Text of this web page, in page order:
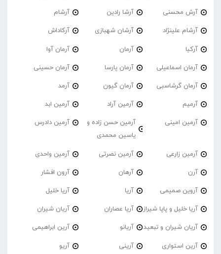
آرش محسنی آرشا رادین آرشام
آرشام علینژاد آرشان شهبازی آرکاداش
آرکیا آرمان آرمان آوا
آرمان اسماعیلی آرمان پارسا آرمان حسینی
آرمان گرشاسبی آرمان گیون آرمد
آرمیم آرمین آراد آرمین ابد
آرمین امینی
آرمین حسن زاده و
یاسین محمدی
آرمین دادرس
آرمین زارعی آرمین نصرتی آرمین واحدی
آرن آرهان آرون افشار
آروین صمیمی آریا آریا خلیل
آریا خلیل و پاپا شیراز آریا عصاران آریان شیران
آریان شیران و تبعید آریانو آرین ابراهیمی
آرین استواری آرینی آریو